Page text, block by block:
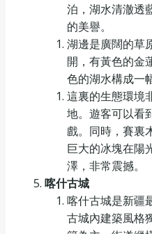
泊，湖水清澈透
的美譽。
湖邊是廣闊的草
開，有黃色的金
色的湖水構成一
這裏的生態環境
地。遊客可以看
戲。同時，賽裏
巨大的冰塊在陽
澤，非常震撼。
喀什古城
喀什古城是新疆
古城內建築風格